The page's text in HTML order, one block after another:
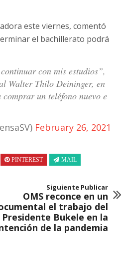
este viernes, comentó
el bachillerato podrá
con mis estudios”,
Walter Thilo Deininger, en
un teléfono nuevo e
February 26, 2021
PINTEREST MAIL
Siguiente Publicar
OMS reconce en un
el trabajo del
Presidente Bukele en la
de la pandemia